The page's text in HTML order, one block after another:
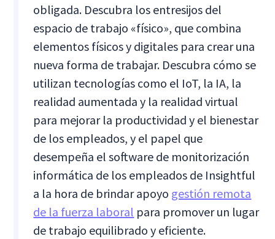
obligada. Descubra los entresijos del
espacio de trabajo «físico», que combina
elementos físicos y digitales para crear una
nueva forma de trabajar. Descubra cómo se
utilizan tecnologías como el IoT, la IA, la
realidad aumentada y la realidad virtual
para mejorar la productividad y el bienestar
de los empleados, y el papel que
desempeña el software de monitorización
informática de los empleados de Insightful
a la hora de brindar apoyo gestión remota
de la fuerza laboral para promover un lugar
de trabajo equilibrado y eficiente.